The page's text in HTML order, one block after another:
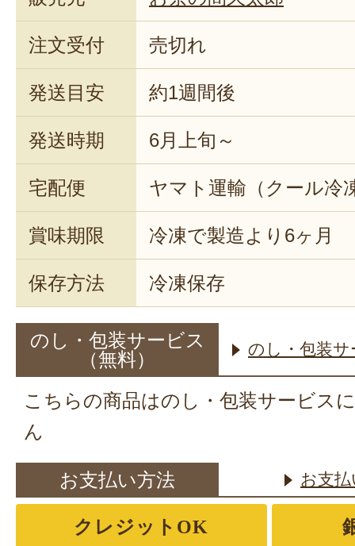
注文受付 売切れ
発送目安 約1週間後
発送時期 6月上旬～
宅配便 ヤマト運輸（クール冷
賞味期限 冷凍で製造より6ヶ月
保存方法 冷凍保存
のし・包装サービス
（無料）
のし・包装
こちらの商品はのし・包装サービス
ん
お支払い方法 お支
クレジットOK